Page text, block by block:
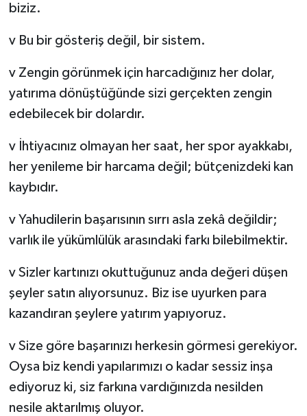
biziz.
v Bu bir gösteriş değil, bir sistem.
v Zengin görünmek için harcadığınız her dolar,
yatırıma dönüştüğünde sizi gerçekten zengin
edebilecek bir dolardır.
v İhtiyacınız olmayan her saat, her spor ayakkabı,
her yenileme bir harcama değil; bütçenizdeki kan
kaybıdır.
v Yahudilerin başarısının sırrı asla zekâ değildir;
varlık ile yükümlülük arasındaki farkı bilebilmektir.
v Sizler kartınızı okuttuğunuz anda değeri düşen
şeyler satın alıyorsunuz. Biz ise uyurken para
kazandıran şeylere yatırım yapıyoruz.
v Size göre başarınızı herkesin görmesi gerekiyor.
Oysa biz kendi yapılarımızı o kadar sessiz inşa
ediyoruz ki, siz farkına vardığınızda nesilden
nesile aktarılmış oluyor.